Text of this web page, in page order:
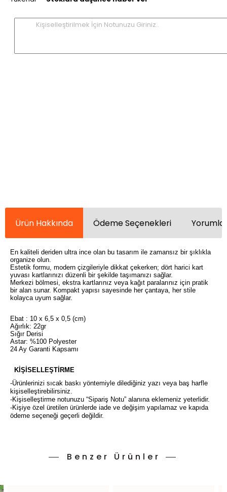
Kişiselleştirilmek İçin Notunuzu Giriniz..
Ürün Hakkında Ödeme Seçenekleri
En kaliteli deriden ultra ince olan bu tasarım ile zamansız bir şıklıkla
organize olun.
Estetik formu, modern çizgileriyle dikkat çekerken; dört harici kart
yuvası kartlarınızı düzenli bir şekilde taşımanızı sağlar.
Merkezi bölmesi, ekstra kartlarınız veya kağıt paralarınız için pratik
bir alan sunar. Kompakt yapısı sayesinde her çantaya, her stile
kolayca uyum sağlar.
Ebat : 10 x 6,5 x 0,5 (cm)
Ağırlık: 22gr
Sığır Derisi
Astar: %100 Polyester
24 Ay Garanti Kapsamı
KİŞİSELLEŞTİRME
-Ürünlerinizi sıcak baskı yöntemiyle dilediğiniz yazı veya baş harfle
kişiselleştirebilirsiniz.
-Kişiselleştirme notunuzu “Sipariş Notu” alanına eklemeniz yeterlidir.
-Kişiye özel üretilen ürünlerde iade ve değişim yapılamaz ve kapıda
ödeme seçeneği geçerli değildir.
Benzer Ürünler